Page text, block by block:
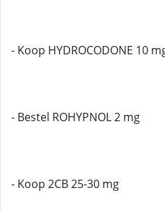
- Koop HYDROCODONE 10
- Bestel ROHYPNOL 2 mg
- Koop 2CB 25-30 mg